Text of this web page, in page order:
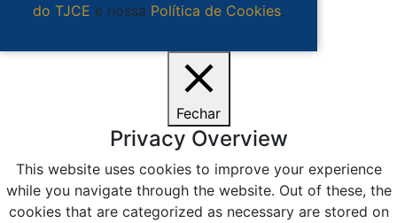
do TJCE e nossa Política de Cookies.
Fechar
Privacy Overview
This website uses cookies to improve your experience
while you navigate through the website. Out of these, the
cookies that are categorized as necessary are stored on